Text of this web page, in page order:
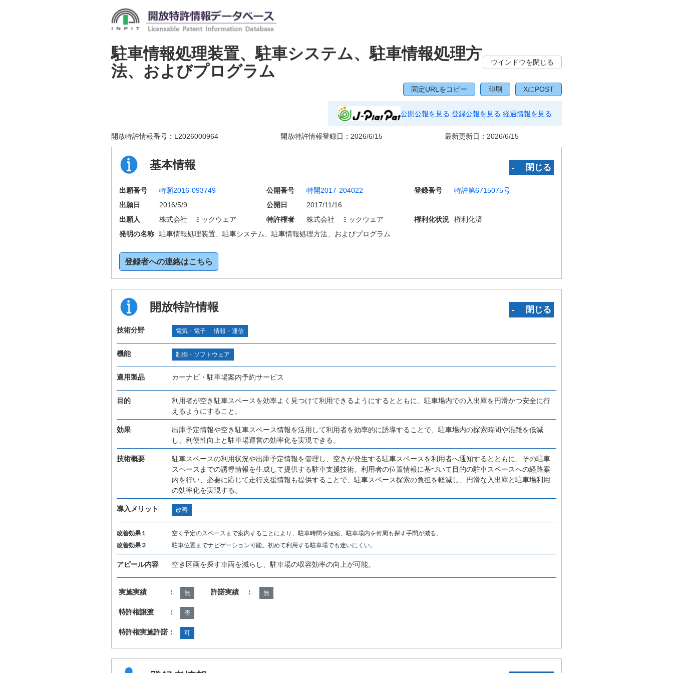
駐車情報処理装置、駐車システム、駐車情報処理方
法、およびプログラム
ウインドウを閉じる
固定URLをコピー 印刷 XにPOST
公開公報を見る 登録公報を見る 経過情報を見る
開放特許情報番号： L2026000964 開放特許情報登録日： 2026/6/15 最新更新日： 2026/6/15
基本情報 ‐ 閉じる
出願番号 特願2016-093749 公開番号 特開2017-204022 登録番号
特許第6715075号
出願日
2016/5/9 公開日
2017/11/16
出願人
株式会社 ミックウェア 特許権者 株式会社 ミックウェア 権利化状況
権利化済
発明の名称
駐車情報処理装置、駐車システム、駐車情報処理方法、およびプログラム
登録者への連絡はこちら
開放特許情報 ‐ 閉じる
技術分野 電気・電子 情報・通信
機能 制御・ソフトウェア
適用製品 カーナビ・駐車場案内予約サービス
目的
利用者が空き駐車スペースを効率よく見つけて利用できるようにするとともに、駐車場内での入出庫を円滑かつ安全に行
えるようにすること。
効果
出庫予定情報や空き駐車スペース情報を活用して利用者を効率的に誘導することで、駐車場内の探索時間や混雑を低減
し、利便性向上と駐車場運営の効率化を実現できる。
技術概要
駐車スペースの利用状況や出庫予定情報を管理し、空きが発生する駐車スペースを利用者へ通知するとともに、その駐車
スペースまでの誘導情報を生成して提供する駐車支援技術。利用者の位置情報に基づいて目的の駐車スペースへの経路案
内を行い、必要に応じて走行支援情報も提供することで、駐車スペース探索の負担を軽減し、円滑な入出庫と駐車場利用
の効率化を実現する。
導入メリット 改善
改善効果１
空く予定のスペースまで案内することにより、駐車時間を短縮、駐車場内を何周も探す手間が減る。
改善効果２
駐車位置までナビゲーション可能。初めて利用する駐車場でも迷いにくい。
アピール内容 空き区画を探す車両を減らし、駐車場の収容効率の向上が可能。
実施実績 ： 無 許諾実績 ： 無
特許権譲渡 ： 否
特許権実施許諾： 可